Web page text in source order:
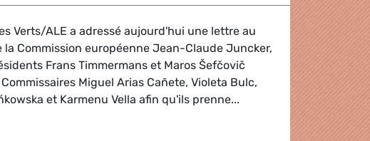
Verts/ALE a adressé aujourd'hui une lettre au
la Commission européenne Jean-Claude Juncker,
Frans Timmermans et Maros Šefčovič
Miguel Arias Cañete, Violeta Bulc,
et Karmenu Vella afin qu'ils prenne...
des Co-Présidents des Verts/ALE